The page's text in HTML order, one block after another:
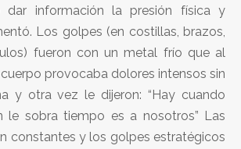
dar información la presión física y
Los golpes (en costillas, brazos,
fueron con un metal frío que al
provocaba dolores intensos sin
y otra vez le dijeron: “Hay cuando
le sobra tiempo es a nosotros” Las
constantes y los golpes estratégicos